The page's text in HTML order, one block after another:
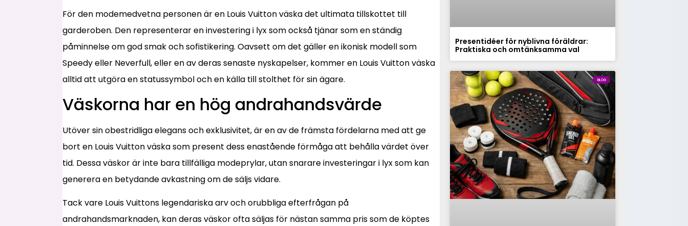
För den modemedvetna personen är en Louis Vuitton väska det ultimata tillskottet till
garderoben. Den representerar en investering i lyx som också tjänar som en ständig
påminnelse om god smak och sofistikering. Oavsett om det gäller en ikonisk modell som
Speedy eller Neverfull, eller en av deras senaste nyskapelser, kommer en Louis Vuitton väska
alltid att utgöra en statussymbol och en källa till stolthet för sin ägare.
Väskorna har en hög andrahandsvärde
Utöver sin obestridliga elegans och exklusivitet, är en av de främsta fördelarna med att ge
bort en Louis Vuitton väska som present dess enastående förmåga att behålla värdet över
tid. Dessa väskor är inte bara tillfälliga modeprylar, utan snarare investeringar i lyx som kan
generera en betydande avkastning om de säljs vidare.
Tack vare Louis Vuittons legendariska arv och orubbliga efterfrågan på
andrahandsmarknaden, kan deras väskor ofta säljas för nästan samma pris som de köptes
Presentidéer för nyblivna föräldrar:
Praktiska och omtänksamma val
BLOG